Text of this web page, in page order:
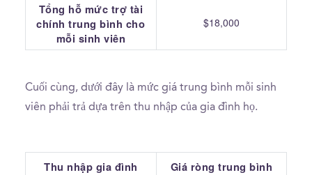
Tổng hỗ mức trợ tài
chính trung bình cho
mỗi sinh viên
$18,000
Cuối cùng, dưới đây là mức giá trung bình mỗi sinh
viên phải trả dựa trên thu nhập của gia đình họ.
Thu nhập gia đình
Giá ròng trung bình